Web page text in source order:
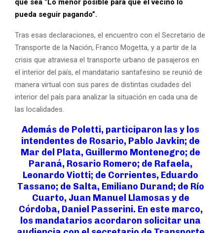
que sea “Lo menor posible para que el vecino lo
pueda seguir pagando”.
Tras esas declaraciones, el encuentro con el Secretario de
Transporte de la Nación, Franco Mogetta, y a partir de la
crisis que atraviesa el transporte urbano de pasajeros en
el interior del país, el mandatario santafesino se reunió de
manera virtual con sus pares de distintas ciudades del
interior del país para analizar la situación en cada una de
las localidades.
Además de Poletti, participaron las y los
intendentes de Rosario, Pablo Javkin; de
Mar del Plata, Guillermo Montenegro; de
Paraná, Rosario Romero; de Rafaela,
Leonardo Viotti; de Corrientes, Eduardo
Tassano; de Salta, Emiliano Durand; de Río
Cuarto, Juan Manuel Llamosas y de
Córdoba, Daniel Passerini. En este marco,
los mandatarios acordaron solicitar una